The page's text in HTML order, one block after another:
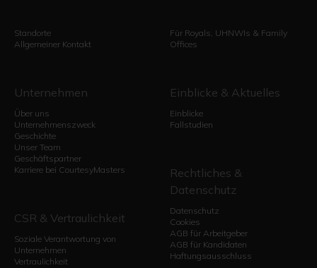
Standorte
Allgemeiner Kontakt
Unternehmen
Über uns
Unternehmenszweck
Geschichte
Unser Team
Geschäftspartner
Karriere bei CourtesyMasters
CSR & Vertraulichkeit
Soziale Verantwortung von
Unternehmen
Vertraulichkeit
Für Royals, UHNWIs & Family
Offices
Einblicke & Aktuelles
Einblicke
Fallstudien
Rechtliches &
Datenschutz
Datenschutz
Cookies
AGB für Arbeitgeber
AGB für Kandidaten
Haftungsausschluss